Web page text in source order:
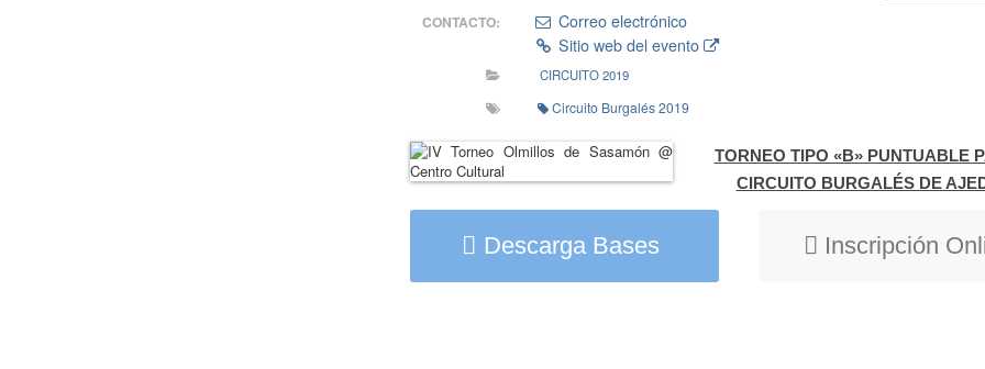
CONTACTO:
Correo electrónico
Sitio web del evento
CIRCUITO 2019
Circuito Burgalés 2019
TORNEO TIPO «B» PUNTUABLE
CIRCUITO BURGALÉS DE
Descarga Bases Inscripción